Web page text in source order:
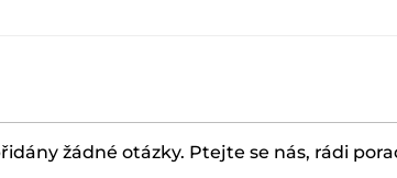
žádné otázky. Ptejte se nás, rádi